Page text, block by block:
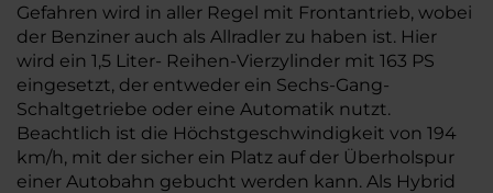
Gefahren wird in aller Regel mit Frontantrieb, wobei
der Benziner auch als Allradler zu haben ist. Hier
wird ein 1,5 Liter- Reihen-Vierzylinder mit 163 PS
eingesetzt, der entweder ein Sechs-Gang-
Schaltgetriebe oder eine Automatik nutzt.
Beachtlich ist die Höchstgeschwindigkeit von 194
km/h, mit der sicher ein Platz auf der Überholspur
einer Autobahn gebucht werden kann. Als Hybrid